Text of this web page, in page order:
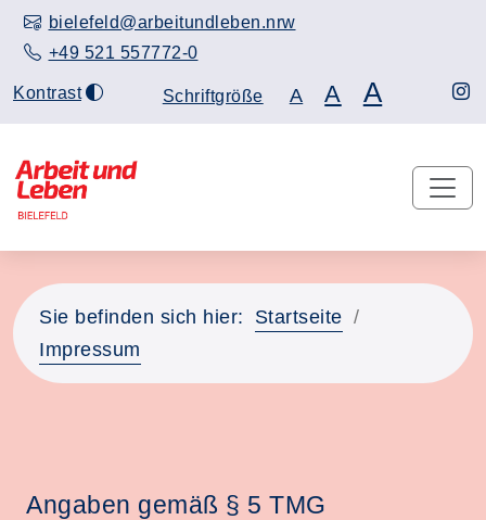
bielefeld@arbeitundleben.nrw
+49 521 557772-0
Kontrast Schriftgröße A A A
Sie befinden sich hier:
Startseite
Impressum
Angaben gemäß § 5 TMG